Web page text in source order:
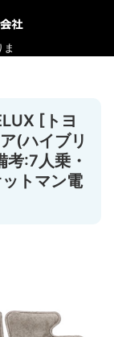
[トヨ
(ハイブリ
:7人乗・
トマン電